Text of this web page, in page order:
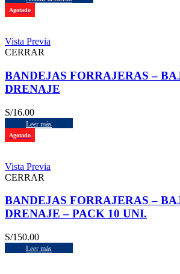
Agotado
Vista Previa
CERRAR
BANDEJAS FORRAJERAS –
DRENAJE
S/16.00
Leer más
Agotado
Vista Previa
CERRAR
BANDEJAS FORRAJERAS –
DRENAJE – PACK 10 UNI.
S/150.00
Leer más